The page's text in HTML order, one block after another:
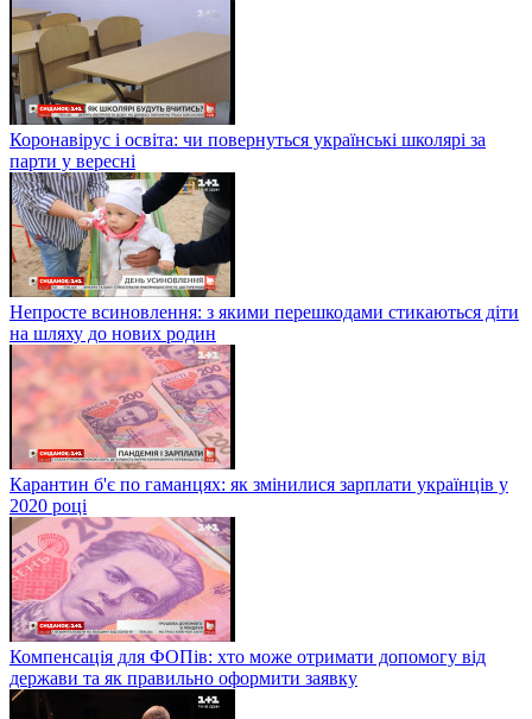
Коронавірус і освіта: чи повернуться українські школярі за
парти у вересні
Непросте всиновлення: з якими перешкодами стикаються діти
на шляху до нових родин
Карантин б'є по гаманцях: як змінилися зарплати українців у
2020 році
Компенсація для ФОПів: хто може отримати допомогу від
держави та як правильно оформити заявку